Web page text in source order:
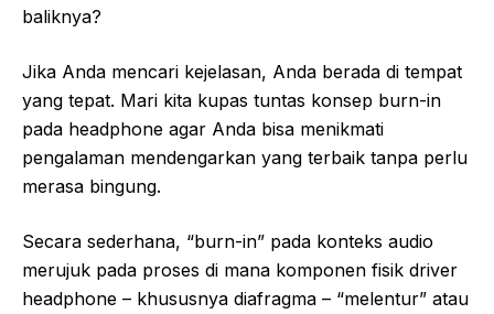
baliknya?
Jika Anda mencari kejelasan, Anda berada di tempat
yang tepat. Mari kita kupas tuntas konsep burn-in
pada headphone agar Anda bisa menikmati
pengalaman mendengarkan yang terbaik tanpa perlu
merasa bingung.
Secara sederhana, “burn-in” pada konteks audio
merujuk pada proses di mana komponen fisik driver
headphone – khususnya diafragma – “melentur” atau